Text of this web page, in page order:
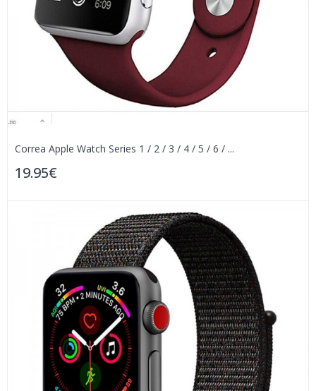
Correa Apple Watch Series 1 / 2 / 3 / 4 / 5 / 6 / ...
19.95€